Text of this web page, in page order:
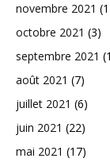
novembre 2021
octobre 2021 (3)
septembre 2021
août 2021 (7)
juillet 2021 (6)
juin 2021 (22)
mai 2021 (17)